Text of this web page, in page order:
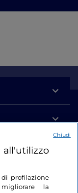
profilazione
la
Chiudi